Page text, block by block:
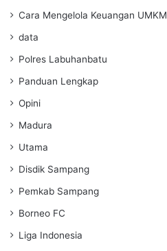
Cara Mengelola Keuangan UMKM
data
Polres Labuhanbatu
Panduan Lengkap
Opini
Madura
Utama
Disdik Sampang
Pemkab Sampang
Borneo FC
Liga Indonesia